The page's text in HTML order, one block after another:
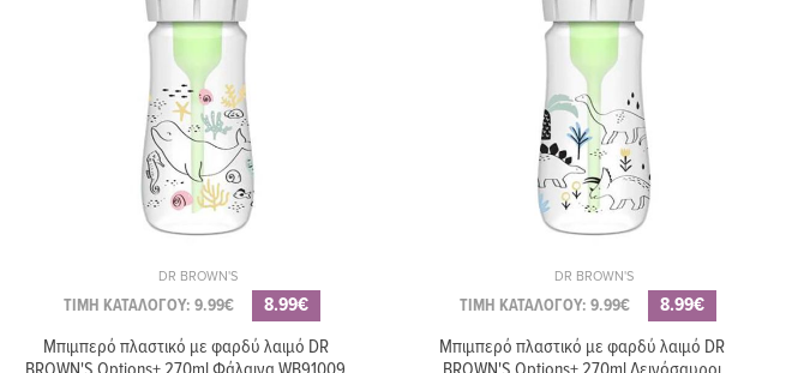
DR BROWN'S
ΤΙΜΗ ΚΑΤΑΛΟΓΟΥ: 9.99€
8.99€
Μπιμπερό πλαστικό με φαρδύ λαιμό DR
DR BROWN'S
ΤΙΜΗ ΚΑΤΑΛΟΓΟΥ: 9.99€
8.99€
Μπιμπερό πλαστικό με φαρδύ λαιμό DR